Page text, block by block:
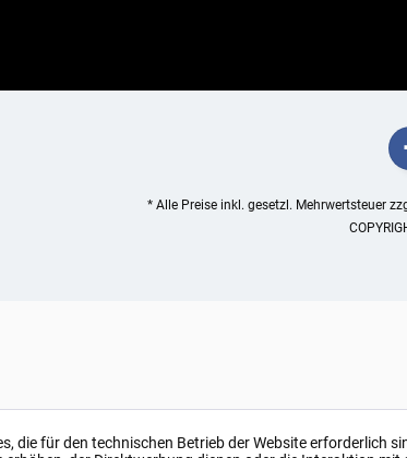
* Alle Preise inkl. gesetzl. Mehrwertsteuer
die für den technischen Betrieb der Website erforderlich